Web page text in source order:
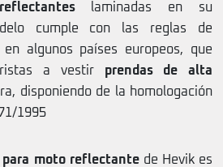
laminadas en su
cumple con las reglas de
algunos países europeos, que
a vestir prendas de alta
disponiendo de la homologación
1995
para moto reflectantede Hevik es